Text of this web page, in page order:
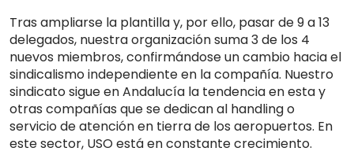
Tras ampliarse la plantilla y, por ello, pasar de 9 a 13
delegados, nuestra organización suma 3 de los 4
nuevos miembros, confirmándose un cambio hacia el
sindicalismo independiente en la compañía. Nuestro
sindicato sigue en Andalucía la tendencia en esta y
otras compañías que se dedican al handling o
servicio de atención en tierra de los aeropuertos. En
este sector, USO está en constante crecimiento.